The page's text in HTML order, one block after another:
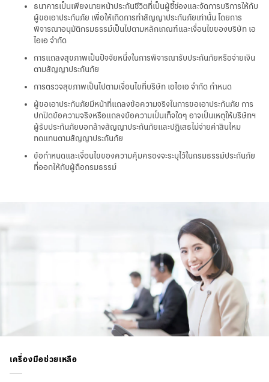
ธนาคารเป็นเพียงนายหน้าประกันชีวิตที่เป็นผู้ชี้ช่องและจัดการบริการให้กับ
ผู้ขอเอาประกันภัย เพื่อให้เกิดการทำสัญญาประกันภัยเท่านั้น โดยการ
พิจารณาอนุมัติกรมธรรม์เป็นไปตามหลักเกณฑ์และเงื่อนไขของบริษัท เอ
ไอเอ จำกัด
การแถลงสุขภาพเป็นปัจจัยหนึ่งในการพิจารณารับประกันภัยหรือจ่ายเงิน
ตามสัญญาประกันภัย
การตรวจสุขภาพเป็นไปตามเงื่อนไขที่บริษัท เอไอเอ จำกัด กำหนด
ผู้ขอเอาประกันภัยมีหน้าที่แถลงข้อความจริงในการขอเอาประกันภัย การ
ปกปิดข้อความจริงหรือแถลงข้อความเป็นเท็จใดๆ อาจเป็นเหตุให้บริษัทฯ
ผู้รับประกันภัยบอกล้างสัญญาประกันภัยและปฏิเสธไม่จ่ายค่าสินไหม
ทดแทนตามสัญญาประกันภัย
ข้อกำหนดและเงื่อนไขของความคุ้มครองจะระบุไว้ในกรมธรรม์ประกันภัย
ที่ออกให้กับผู้ถือกรมธรรม์
เครื่องมือช่วยเหลือ